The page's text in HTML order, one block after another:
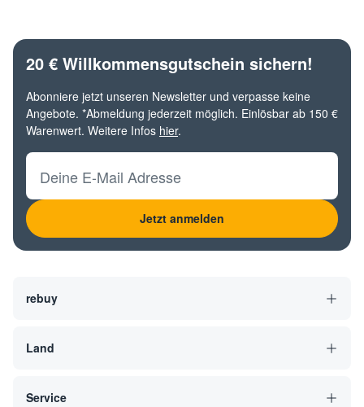
20 € Willkommensgutschein sichern!
Abonniere jetzt unseren Newsletter und verpasse keine
Angebote. *Abmeldung jederzeit möglich. Einlösbar ab 150 €
Warenwert. Weitere Infos hier.
Deine E-Mail Adresse
Jetzt anmelden
rebuy
Land
Service